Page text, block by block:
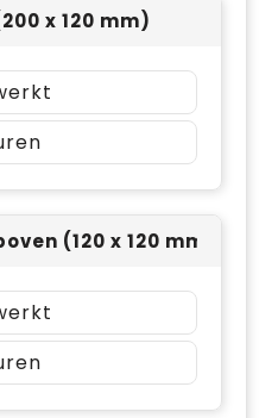
x 120 mm)
(120 x 120 mm)